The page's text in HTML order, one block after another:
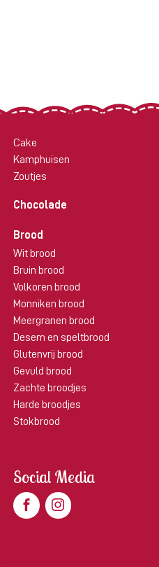
Cake
Kamphuisen
Zoutjes
Chocolade
Brood
Wit brood
Bruin brood
Volkoren brood
Monniken brood
Meergranen brood
Desem en speltbrood
Glutenvrij brood
Gevuld brood
Zachte broodjes
Harde broodjes
Stokbrood
Social Media